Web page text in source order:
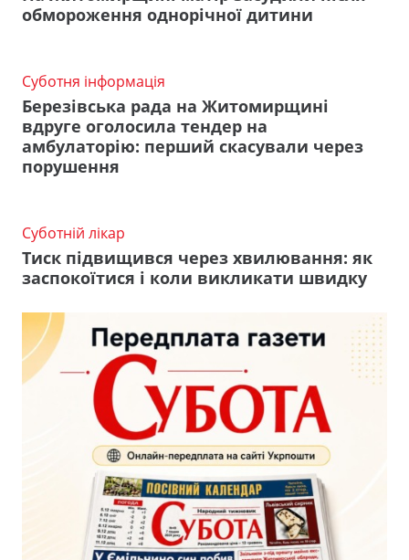
обмороження однорічної дитини
Суботня інформація
Березівська рада на Житомирщині
вдруге оголосила тендер на
амбулаторію: перший скасували через
порушення
Суботній лікар
Тиск підвищився через хвилювання: як
заспокоїтися і коли викликати швидку